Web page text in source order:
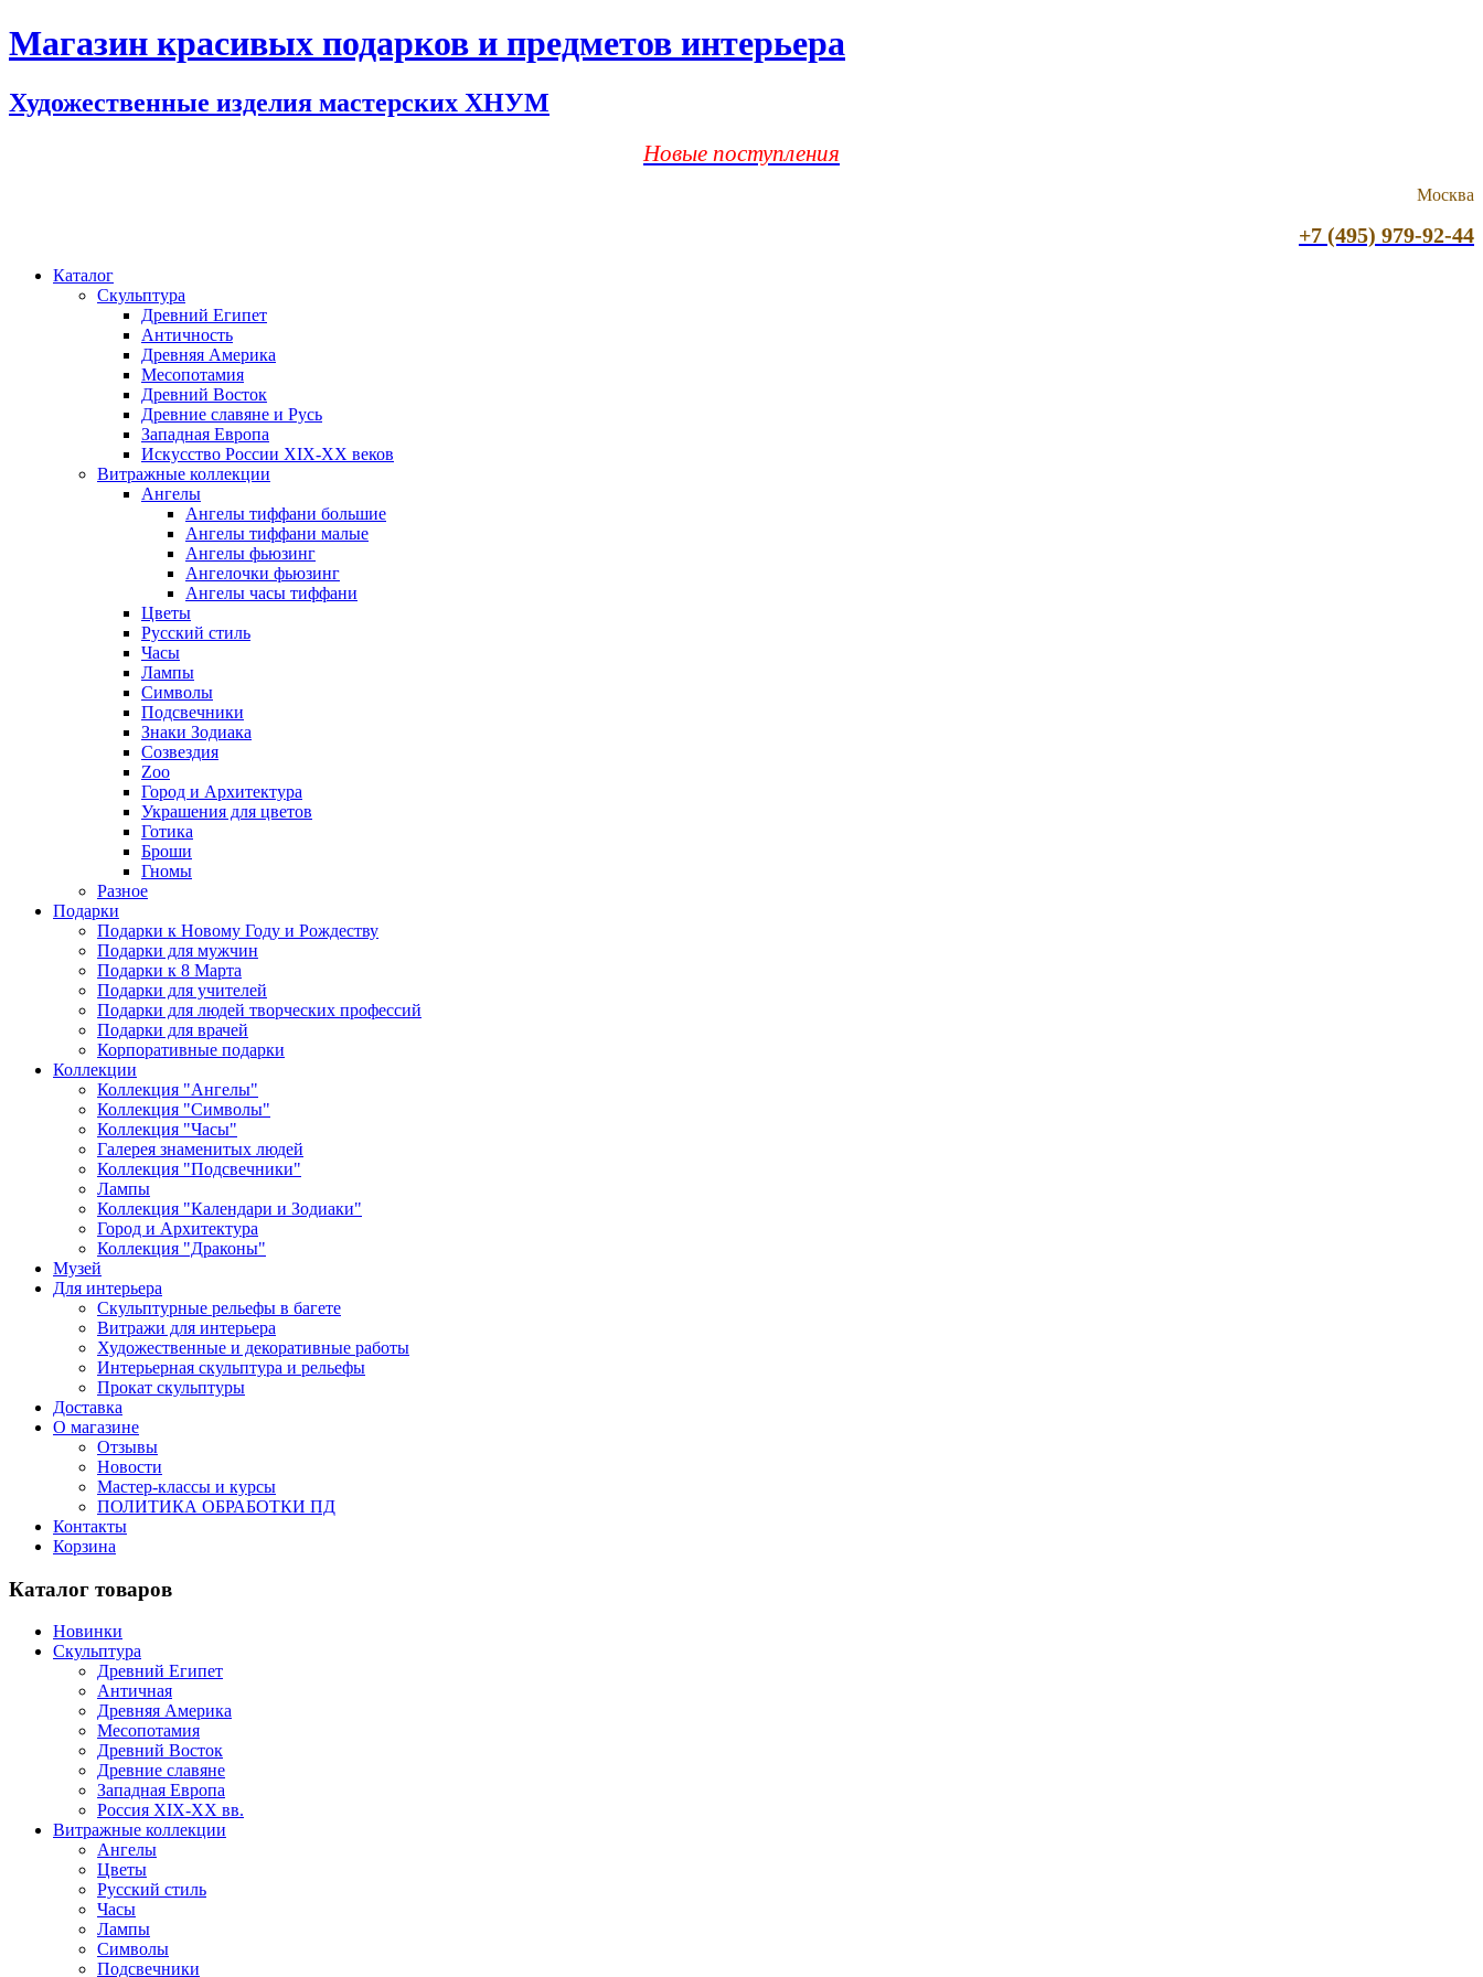
Магазин красивых подарков и предметов интерьера
Художественные изделия мастерских ХНУМ
Новые поступления
Москва
+7 (495) 979-92-44
Каталог
Скульптура
Древний Египет
Античность
Древняя Америка
Месопотамия
Древний Восток
Древние славяне и Русь
Западная Европа
Искусство России XIX-XX веков
Витражные коллекции
Ангелы
Ангелы тиффани большие
Ангелы тиффани малые
Ангелы фьюзинг
Ангелочки фьюзинг
Ангелы часы тиффани
Цветы
Русский стиль
Часы
Лампы
Символы
Подсвечники
Знаки Зодиака
Созвездия
Zoo
Город и Архитектура
Украшения для цветов
Готика
Броши
Гномы
Разное
Подарки
Подарки к Новому Году и Рождеству
Подарки для мужчин
Подарки к 8 Марта
Подарки для учителей
Подарки для людей творческих профессий
Подарки для врачей
Корпоративные подарки
Коллекции
Коллекция "Ангелы"
Коллекция "Символы"
Коллекция "Часы"
Галерея знаменитых людей
Коллекция "Подсвечники"
Лампы
Коллекция "Календари и Зодиаки"
Город и Архитектура
Коллекция "Драконы"
Музей
Для интерьера
Скульптурные рельефы в багете
Витражи для интерьера
Художественные и декоративные работы
Интерьерная скульптура и рельефы
Прокат скульптуры
Доставка
О магазине
Отзывы
Новости
Мастер-классы и курсы
ПОЛИТИКА ОБРАБОТКИ ПД
Контакты
Корзина
Каталог товаров
Новинки
Скульптура
Древний Египет
Античная
Древняя Америка
Месопотамия
Древний Восток
Древние славяне
Западная Европа
Россия XIX-XX вв.
Витражные коллекции
Ангелы
Цветы
Русский стиль
Часы
Лампы
Символы
Подсвечники